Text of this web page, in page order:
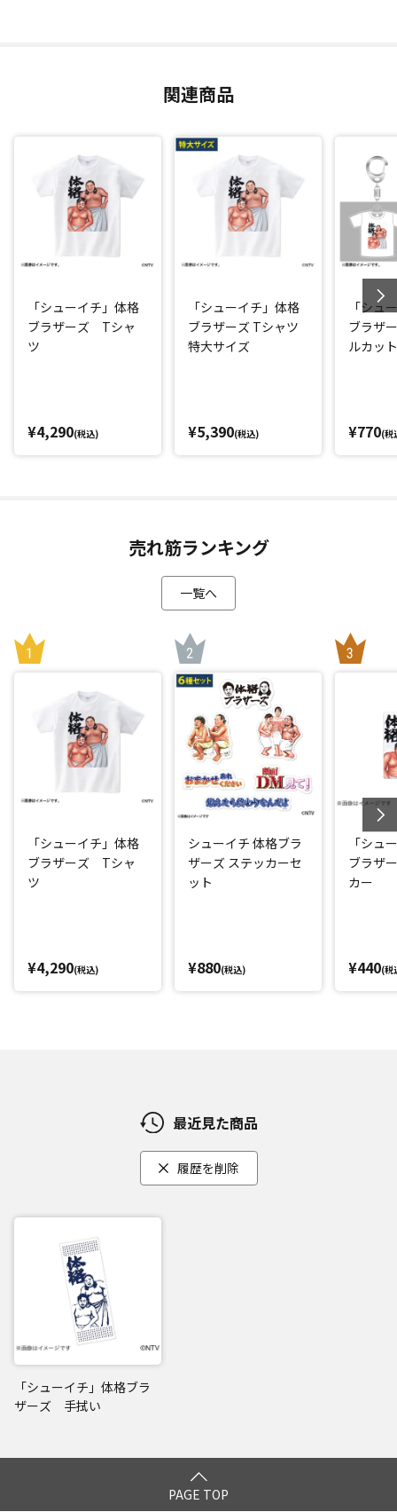
関連商品
「シューイチ」体格
ブラザーズ Tシャ
ツ
¥4,290(税込)
「シューイチ」体格
ブラザーズ Tシャツ
特大サイズ
¥5,390(税込)
「シュ
ブラザ
ルカッ
¥770(税
売れ筋ランキング
一覧へ
「シューイチ」体格
ブラザーズ Tシャ
ツ
¥4,290(税込)
シューイチ 体格ブラ
ザーズ ステッカーセ
ット
¥880(税込)
「シュ
ブラザ
カー
¥440(税
最近見た商品
履歴を削除
「シューイチ」体格ブラ
ザーズ 手拭い
PAGE TOP